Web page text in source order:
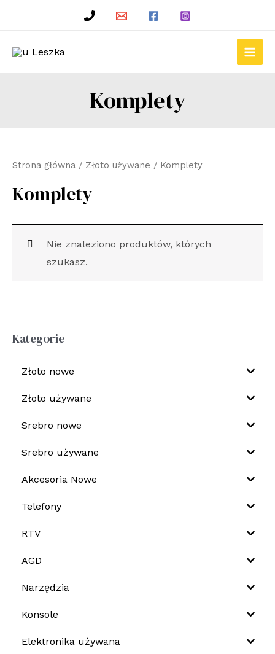
Main
Komplety
Kategorie
Złoto nowe
Złoto używane
Srebro nowe
Srebro używane
Akcesoria Nowe
Telefony
RTV
AGD
Narzędzia
Konsole
Elektronika używana
Strona główna / Złoto używane / Komplety
Komplety
Nie znaleziono produktów, których
szukasz.